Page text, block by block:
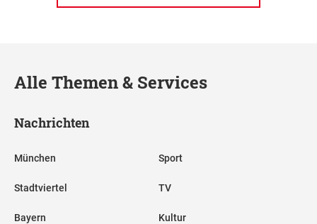
Alle Themen & Services
Nachrichten
München
Stadtviertel
Bayern
Sport
TV
Kultur